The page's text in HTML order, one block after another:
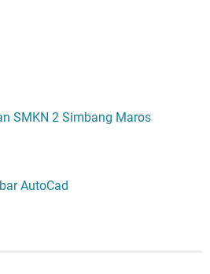
SMKN 2 Simbang Maros
AutoCad